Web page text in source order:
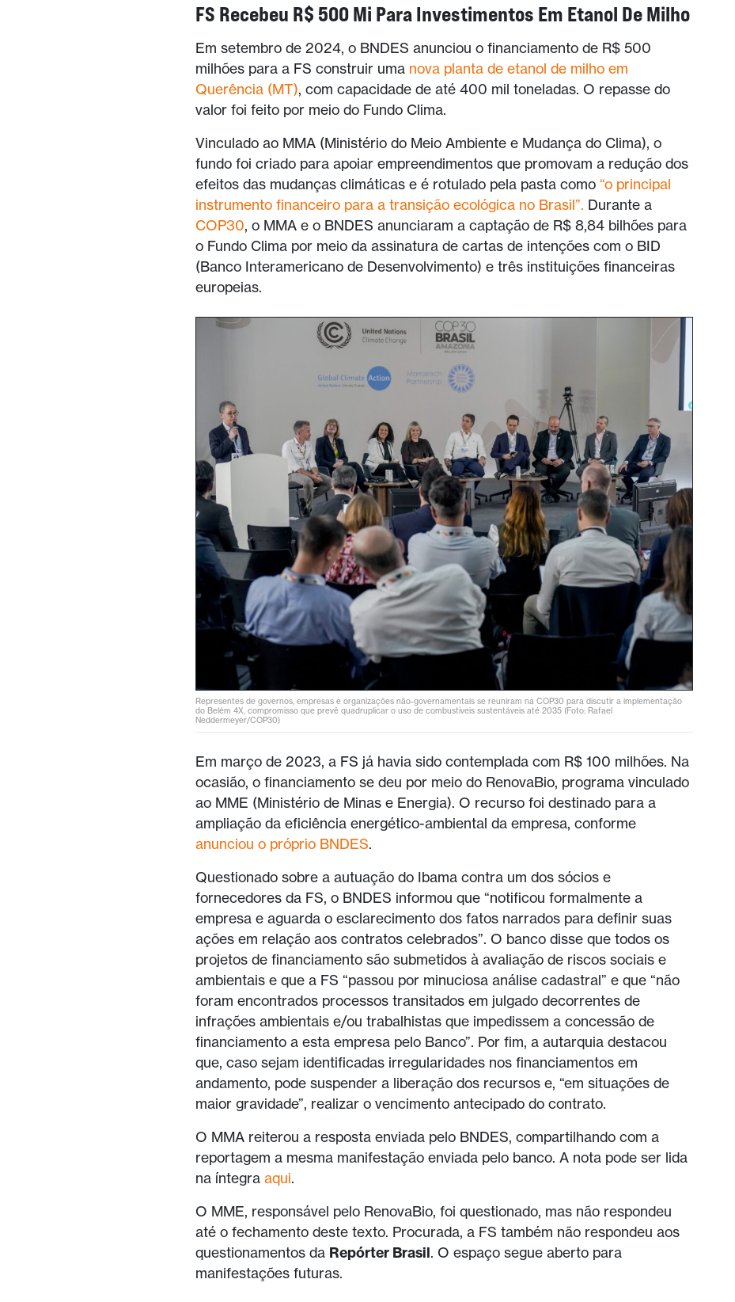
FS Recebeu R$ 500 Mi Para Investimentos Em Etanol De Milho
Em setembro de 2024, o BNDES anunciou o financiamento de R$ 500
milhões para a FS construir uma nova planta de etanol de milho em
Querência (MT), com capacidade de até 400 mil toneladas. O repasse do
valor foi feito por meio do Fundo Clima.
Vinculado ao MMA (Ministério do Meio Ambiente e Mudança do Clima), o
fundo foi criado para apoiar empreendimentos que promovam a redução dos
efeitos das mudanças climáticas e é rotulado pela pasta como “o principal
instrumento financeiro para a transição ecológica no Brasil”. Durante a
COP30, o MMA e o BNDES anunciaram a captação de R$ 8,84 bilhões para
o Fundo Clima por meio da assinatura de cartas de intenções com o BID
(Banco Interamericano de Desenvolvimento) e três instituições financeiras
europeias.
Representes de governos, empresas e organizações não-governamentais se reuniram na COP30 para discutir a implementação
do Belém 4X, compromisso que prevê quadruplicar o uso de combustíveis sustentáveis até 2035 (Foto: Rafael
Neddermeyer/COP30)
Em março de 2023, a FS já havia sido contemplada com R$ 100 milhões. Na
ocasião, o financiamento se deu por meio do RenovaBio, programa vinculado
ao MME (Ministério de Minas e Energia). O recurso foi destinado para a
ampliação da eficiência energético-ambiental da empresa, conforme
anunciou o próprio BNDES.
Questionado sobre a autuação do Ibama contra um dos sócios e
fornecedores da FS, o BNDES informou que “notificou formalmente a
empresa e aguarda o esclarecimento dos fatos narrados para definir suas
ações em relação aos contratos celebrados”. O banco disse que todos os
projetos de financiamento são submetidos à avaliação de riscos sociais e
ambientais e que a FS “passou por minuciosa análise cadastral” e que “não
foram encontrados processos transitados em julgado decorrentes de
infrações ambientais e/ou trabalhistas que impedissem a concessão de
financiamento a esta empresa pelo Banco”. Por fim, a autarquia destacou
que, caso sejam identificadas irregularidades nos financiamentos em
andamento, pode suspender a liberação dos recursos e, “em situações de
maior gravidade”, realizar o vencimento antecipado do contrato.
O MMA reiterou a resposta enviada pelo BNDES, compartilhando com a
reportagem a mesma manifestação enviada pelo banco. A nota pode ser lida
na íntegraaqui.
O MME, responsável pelo RenovaBio, foi questionado, mas não respondeu
até o fechamento deste texto. Procurada, a FS também não respondeu aos
questionamentos da Repórter Brasil. O espaço segue aberto para
manifestações futuras.